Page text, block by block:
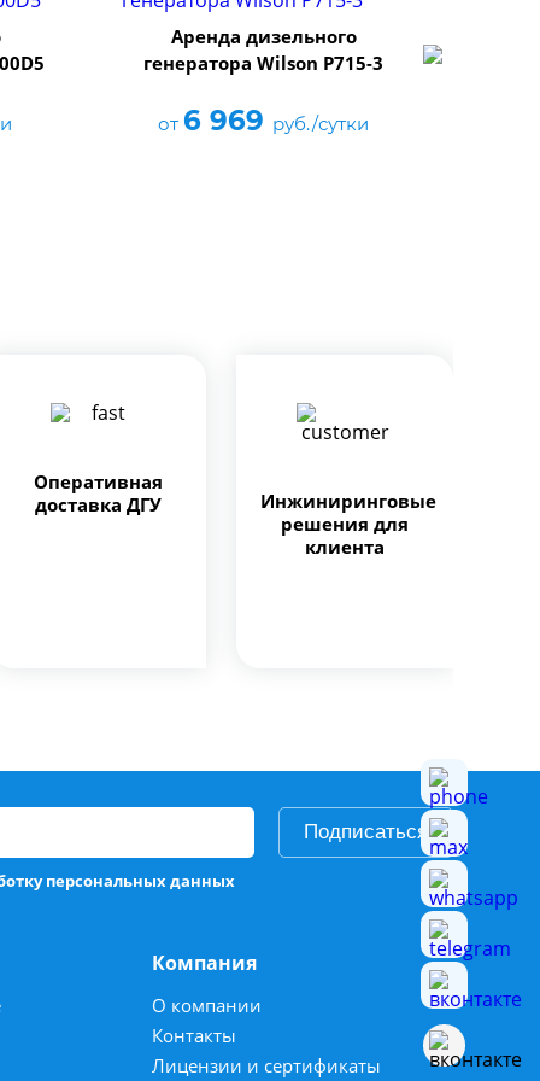
Аренда дизельного
генератора Wilson P715-3
от 6 969 руб./сутки
Оперативная
доставка ДГУ
Инжиниринговые
решения для
клиента
Подписаться
персональных данных
Компания
О компании
Контакты
Лицензии и сертификаты